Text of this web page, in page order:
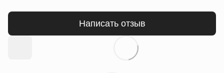
Написать отзыв